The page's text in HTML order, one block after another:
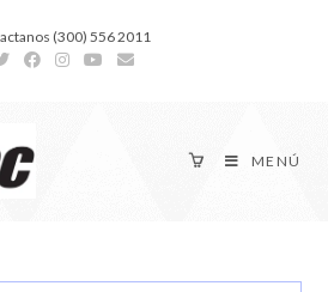
(300) 556 2011
MENÚ